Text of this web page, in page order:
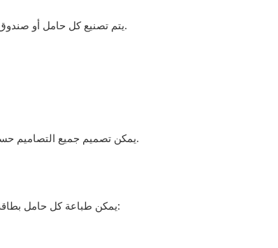
يتم تصنيع كل حامل أو صندوق من ورق مقوى عالي الجودة أو ورق مطلي أو مواد منسوجة خاصة، مما يضمن المظهر الفاخر والمتانة.
يمكن تصميم جميع التصاميم حسب الحجم والهيكل واللمسة النهائية المفضلة لديك، مما يخلق انطباعًا لا يُنسى لعملائك أو متلقي الهدايا.
يمكن طباعة كل حامل بطاقة هدية مخصص بشعارك أو ألوان علامتك التجارية أو عمل فني فريد باستخدام تقنيات الطباعة المتقدمة: